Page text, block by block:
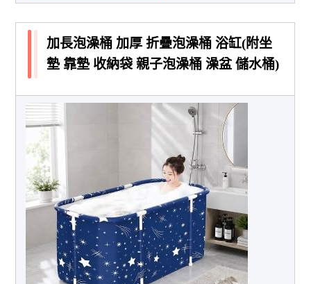
加長泡澡桶 加厚 折疊泡澡桶 浴缸(附坐
墊 靠墊 收納袋 親子泡澡桶 澡盆 儲水桶)